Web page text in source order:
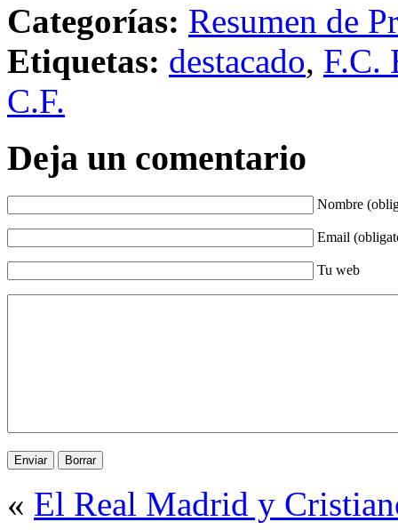
Categorías: Resumen de
Etiquetas: destacado, F.C.
C.F.
Deja un comentario
Nombre
Email
Tu web
« El Real Madrid y